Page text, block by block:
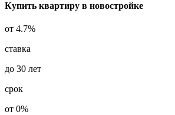
Купить квартиру в новостройке
от 4.7%
ставка
до 30 лет
срок
от 0%